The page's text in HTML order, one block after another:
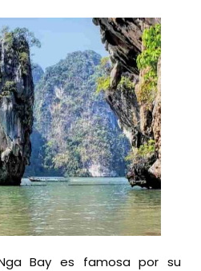
Bay es famosa por su